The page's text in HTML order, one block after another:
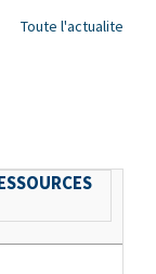
Toute l'actualite